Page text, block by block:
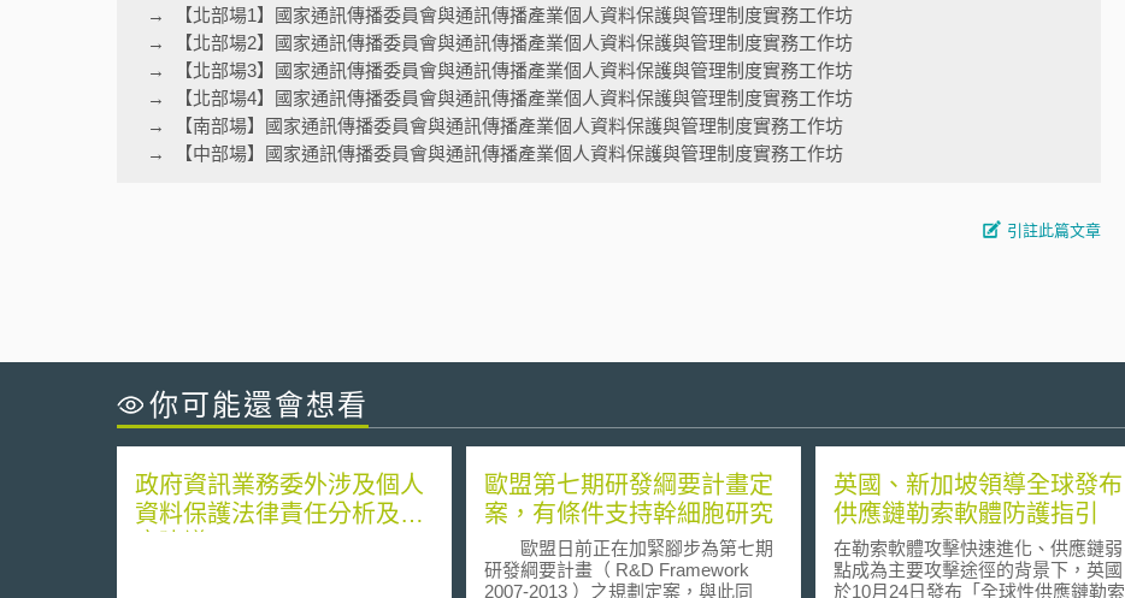
【北部場1】國家通訊傳播委員會與通訊傳播產業個人資料保護與管理制度實務工作坊
【北部場2】國家通訊傳播委員會與通訊傳播產業個人資料保護與管理制度實務工作坊
【北部場3】國家通訊傳播委員會與通訊傳播產業個人資料保護與管理制度實務工作坊
【北部場4】國家通訊傳播委員會與通訊傳播產業個人資料保護與管理制度實務工作坊
【南部場】國家通訊傳播委員會與通訊傳播產業個人資料保護與管理制度實務工作坊
【中部場】國家通訊傳播委員會與通訊傳播產業個人資料保護與管理制度實務工作坊
引註此篇文章
你可能還會想看
政府資訊業務委外涉及個人
資料保護法律責任分析及因
歐盟第七期研發綱要計畫定
案，有條件支持幹細胞研究
歐盟日前正在加緊腳步為第七期
研發綱要計畫（ R&D Framework
2007-2013 ）之規劃定案，與此同
英國、新加坡領導全球發布
供應鏈勒索軟體防護指引
在勒索軟體攻擊快速進化、供應鏈弱
點成為主要攻擊途徑的背景下，英國
於10月24日發布「全球性供應鏈勒索